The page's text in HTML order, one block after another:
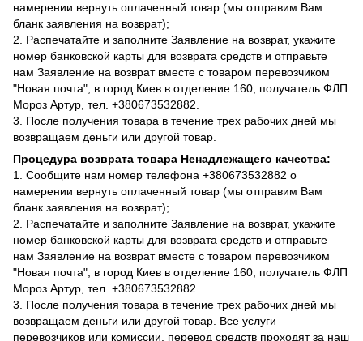
намерении вернуть оплаченный товар (мы отправим Вам
бланк заявления на возврат);
2. Распечатайте и заполните Заявление на возврат, укажите
номер банковской карты для возврата средств и отправьте
нам Заявление на возврат вместе с товаром перевозчиком
"Новая почта", в город Киев в отделение 160, получатель ФЛП
Мороз Артур, тел. +380673532882.
3. После получения товара в течение трех рабочих дней мы
возвращаем деньги или другой товар.
Процедура возврата товара Ненадлежащего качества:
1. Сообщите нам номер телефона +380673532882 о
намерении вернуть оплаченный товар (мы отправим Вам
бланк заявления на возврат);
2. Распечатайте и заполните Заявление на возврат, укажите
номер банковской карты для возврата средств и отправьте
нам Заявление на возврат вместе с товаром перевозчиком
"Новая почта", в город Киев в отделение 160, получатель ФЛП
Мороз Артур, тел. +380673532882.
3. После получения товара в течение трех рабочих дней мы
возвращаем деньги или другой товар. Все услуги
перевозчиков или комиссии, перевод средств проходят за наш